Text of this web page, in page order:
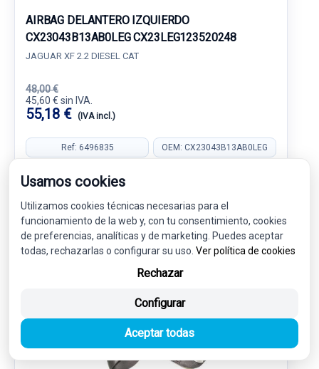
AIRBAG DELANTERO IZQUIERDO
CX23043B13AB0LEG CX23LEG123520248
JAGUAR XF 2.2 DIESEL CAT
48,00 €
45,60 € sin IVA.
55,18 € (IVA incl.)
Ref: 6496835 OEM: CX23043B13AB0LEG
-5% USADO NOVEDAD
Usamos cookies
Utilizamos cookies técnicas necesarias para el
funcionamiento de la web y, con tu consentimiento, cookies
de preferencias, analíticas y de marketing. Puedes aceptar
todas, rechazarlas o configurar su uso. Ver política de cookies
Rechazar
Configurar
Aceptar todas